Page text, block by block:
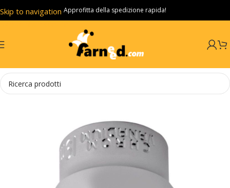
Skip to navigation
Skip to main content
Approfitta della spedizione rapida!